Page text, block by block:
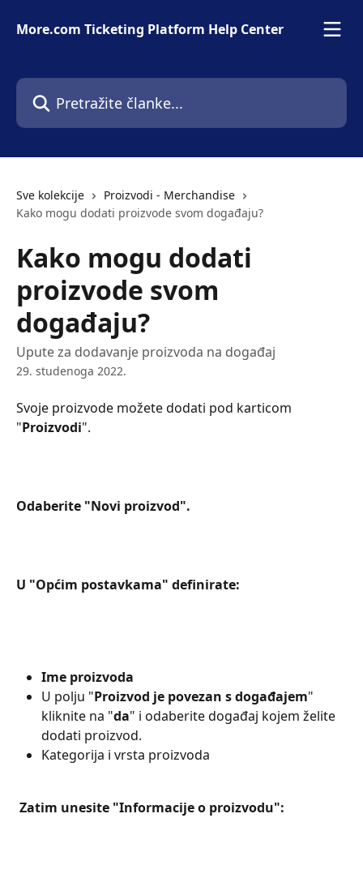
More.com Ticketing Platform Help Center
Pretražite članke...
Sve kolekcije
Proizvodi - Merchandise
Kako mogu dodati proizvode svom događaju?
Kako mogu dodati
proizvode svom
događaju?
Upute za dodavanje proizvoda na događaj
29. studenoga 2022.
Svoje proizvode možete dodati pod karticom
"Proizvodi".
Odaberite "Novi proizvod".
U "Općim postavkama" definirate:
Ime proizvoda
U polju "Proizvod je povezan s događajem"
kliknite na "da" i odaberite događaj kojem želite
dodati proizvod.
Kategorija i vrsta proizvoda
Zatim unesite "Informacije o proizvodu":